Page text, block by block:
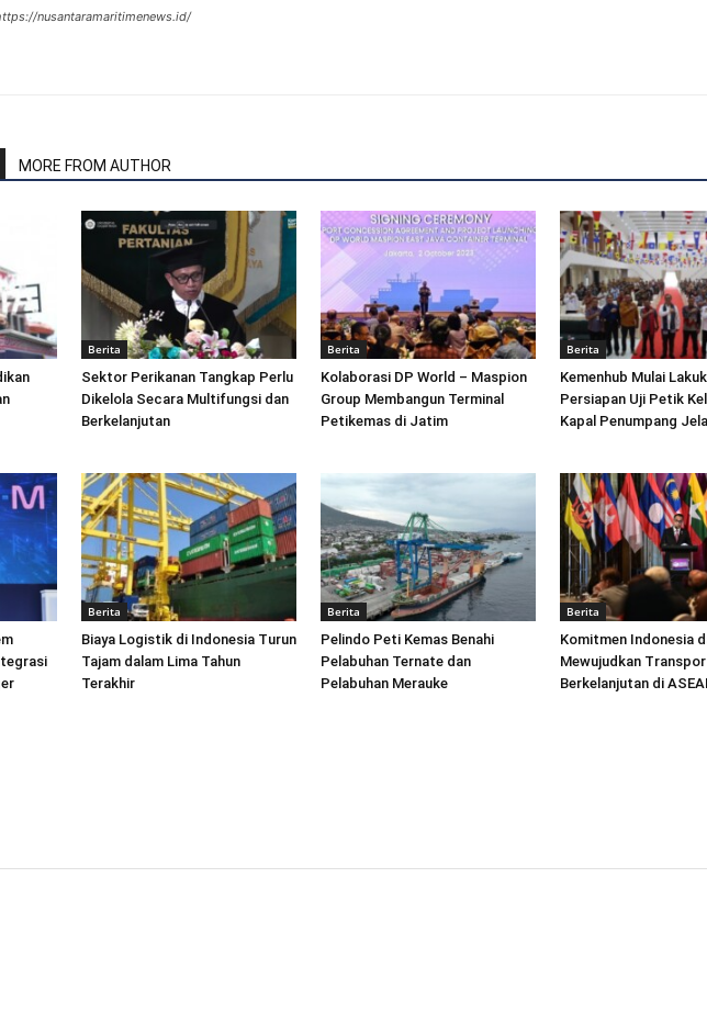
nusantaramaritimenews.id/
MORE FROM AUTHOR
Berita
Sektor Perikanan Tangkap Perlu
Dikelola Secara Multifungsi dan
Berkelanjutan
Berita
Kolaborasi DP World – Maspion
Group Membangun Terminal
Petikemas di Jatim
Berita
Kemenhub Mulai
Persiapan Uji Petik
Kapal Penumpang
Berita
Biaya Logistik di Indonesia Turun
Tajam dalam Lima Tahun
Terakhir
Berita
Pelindo Peti Kemas Benahi
Pelabuhan Ternate dan
Pelabuhan Merauke
Berita
Komitmen Indonesia
Mewujudkan
Berkelanjutan di